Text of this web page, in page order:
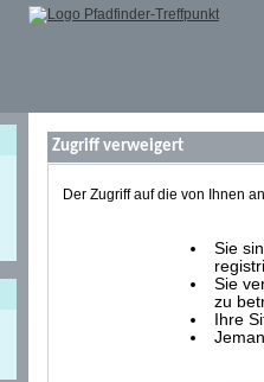
Zugriff verweigert
Der Zugriff auf die von Ihnen
Sie
Sie
zu
Ihre